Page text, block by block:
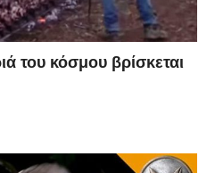
του κόσμου βρίσκεται